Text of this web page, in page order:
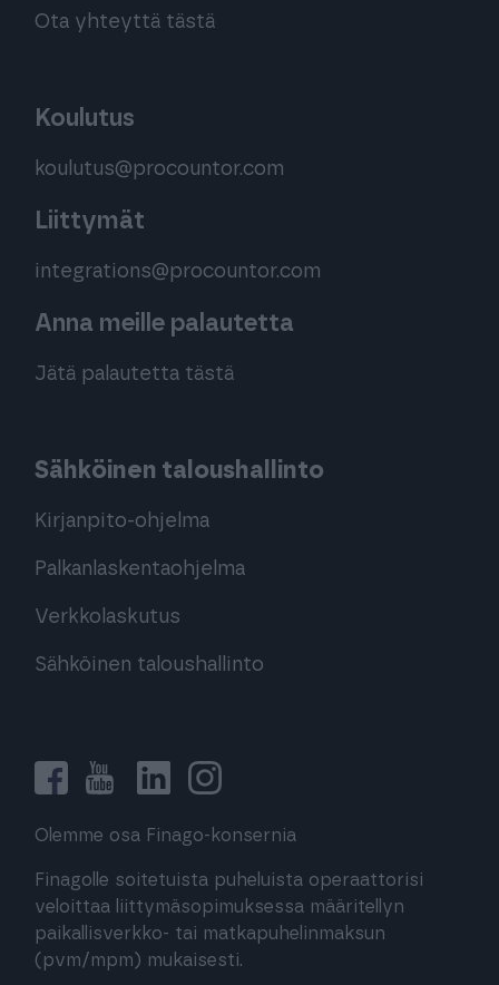
Ota yhteyttä tästä
Koulutus
koulutus@procountor.com
Liittymät
integrations@procountor.com
Anna meille palautetta
Jätä palautetta tästä
Sähköinen taloushallinto
Kirjanpito-ohjelma
Palkanlaskentaohjelma
Verkkolaskutus
Sähköinen taloushallinto
Olemme osa Finago-konsernia
Finagolle soitetuista puheluista operaattorisi
veloittaa liittymäsopimuksessa määritellyn
paikallisverkko- tai matkapuhelinmaksun
(pvm/mpm) mukaisesti.